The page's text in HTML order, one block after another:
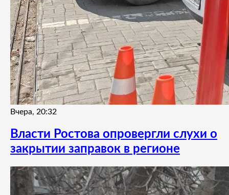
Вчера, 20:32
Власти Ростова опровергли слухи о
закрытии заправок в регионе